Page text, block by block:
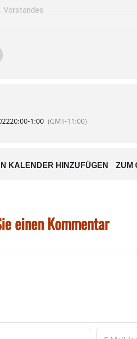
Vorstandes
20:00-1:00 (GMT-11:00)
KALENDER HINZUFÜGEN ZUM
einen Kommentar